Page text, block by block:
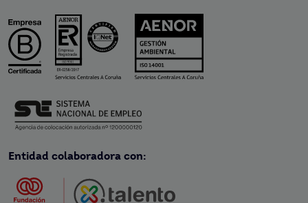
Entidad colaboradora con: